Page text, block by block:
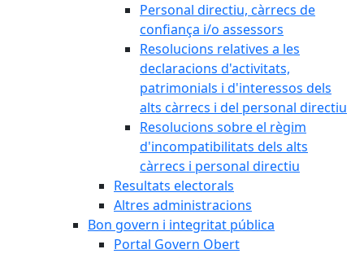
Personal directiu, càrrecs de
confiança i/o assessors
Resolucions relatives a les
declaracions d'activitats,
patrimonials i d'interessos dels
alts càrrecs i del personal directiu
Resolucions sobre el règim
d'incompatibilitats dels alts
càrrecs i personal directiu
Resultats electorals
Altres administracions
Bon govern i integritat pública
Portal Govern Obert